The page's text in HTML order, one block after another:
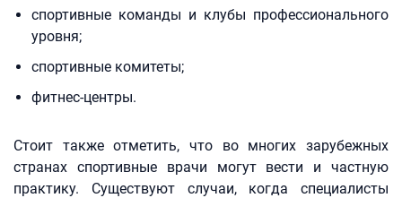
спортивные команды и клубы профессионального
уровня;
спортивные комитеты;
фитнес-центры.
Стоит также отметить, что во многих зарубежных
странах спортивные врачи могут вести и частную
практику. Существуют случаи, когда специалисты